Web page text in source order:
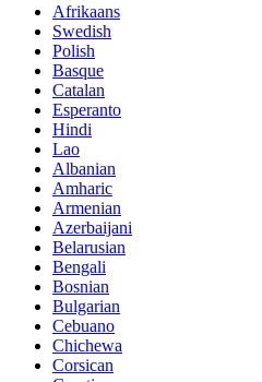
Afrikaans
Swedish
Polish
Basque
Catalan
Esperanto
Hindi
Lao
Albanian
Amharic
Armenian
Azerbaijani
Belarusian
Bengali
Bosnian
Bulgarian
Cebuano
Chichewa
Corsican